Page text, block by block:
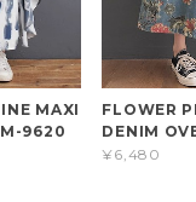
MAXI
9620
FLOWER
DENIM
¥6,480